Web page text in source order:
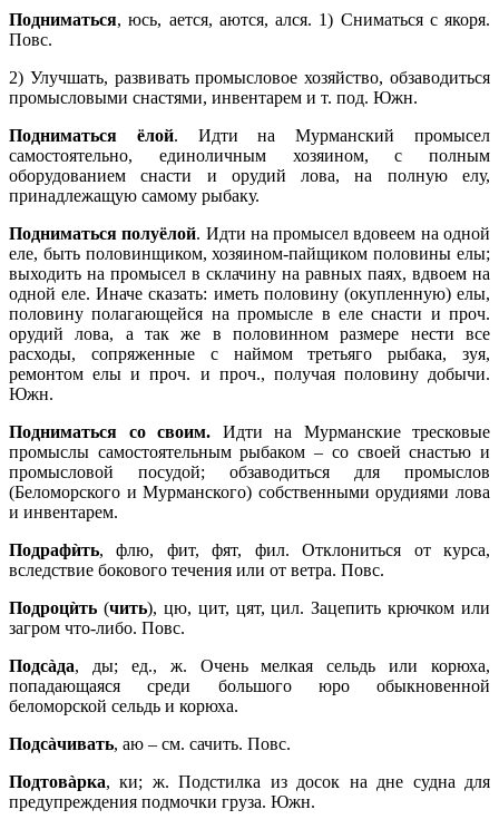
Подниматься, юсь, ается, аются, ался. 1) Сниматься с якоря.
Повс.
2) Улучшать, развивать промысловое хозяйство, обзаводиться
промысловыми снастями, инвентарем и т. под. Южн.
Подниматься ёлой. Идти на Мурманский промысел
самостоятельно, единоличным хозяином, с полным
оборудованием снасти и орудий лова, на полную елу,
принадлежащую самому рыбаку.
Подниматься полуёлой. Идти на промысел вдовеем на одной
еле, быть половинщиком, хозяином-пайщиком половины елы;
выходить на промысел в склачину на равных паях, вдвоем на
одной еле. Иначе сказать: иметь половину (окупленную) елы,
половину полагающейся на промысле в еле снасти и проч.
орудий лова, а так же в половинном размере нести все
расходы, сопряженные с наймом третьяго рыбака, зуя,
ремонтом елы и проч. и проч., получая половину добычи.
Южн.
Подниматься со своим. Идти на Мурманские тресковые
промыслы самостоятельным рыбаком – со своей снастью и
промысловой посудой; обзаводиться для промыслов
(Беломорского и Мурманского) собственными орудиями лова
и инвентарем.
Подрафѝть, флю, фит, фят, фил. Отклониться от курса,
вследствие бокового течения или от ветра. Повс.
Подроцѝть (чить), цю, цит, цят, цил. Зацепить крючком или
загром что-либо. Повс.
Подсàда, ды; ед., ж. Очень мелкая сельдь или корюха,
попадающаяся среди большого юро обыкновенной
беломорской сельдь и корюха.
Подсàчивать, аю – см. сачить. Повс.
Подтовàрка, ки; ж. Подстилка из досок на дне судна для
предупреждения подмочки груза. Южн.